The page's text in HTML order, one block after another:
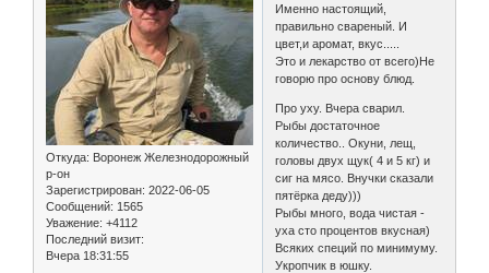
Откуда: Воронеж Железнодорожный
р-он
Зарегистрирован: 2022-06-05
Сообщений: 1565
Уважение: +4112
Последний визит:
Вчера 18:31:55
Именно настоящий,
правильно свареный. И
цвет,и аромат, вкус.....
Это и лекарство от всего)Не
говорю про основу блюд.
Про уху. Вчера сварил.
Рыбы достаточное
количество.. Окуни, лещ,
головы двух щук( 4 и 5 кг) и
сиг на мясо. Внучки сказали
пятёрка деду)))
Рыбы много, вода чистая -
уха сто процентов вкусная)
Всяких специй по минимуму.
Укропчик в юшку.